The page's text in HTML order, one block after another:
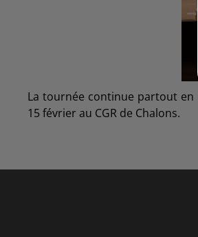
La tournée continue partout en
15 février au CGR de Chalons.